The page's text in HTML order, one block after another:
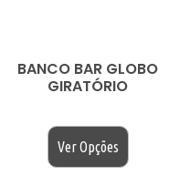
BANCO BAR GLOBO
GIRATÓRIO
Ver Opções